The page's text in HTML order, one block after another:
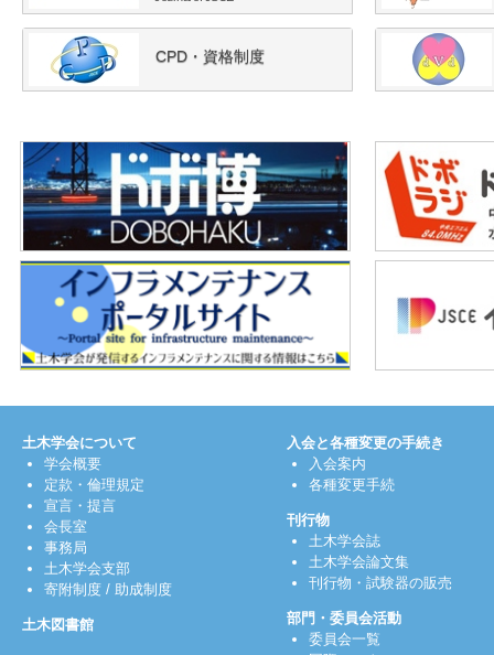
環境シンポジウム 若手勉強会（
2026.08.04
International Information:
2026 Kumamoto Earthquake
本地震（Mj7.1）に関する速報会
CPD・資格制度
土木学会について
学会概要
定款・倫理規定
宣言・提言
会長室
事務局
土木学会支部
寄附制度/ 助成制度
土木図書館
入会と各種変更の手続き
入会案内
各種変更手続
刊行物
土木学会誌
土木学会論文集
刊行物・試験器の販売
部門・委員会活動
委員会一覧